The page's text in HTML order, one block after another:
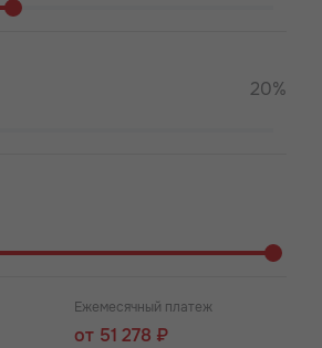
20%
Ежемесячный платеж
от 51 278 ₽